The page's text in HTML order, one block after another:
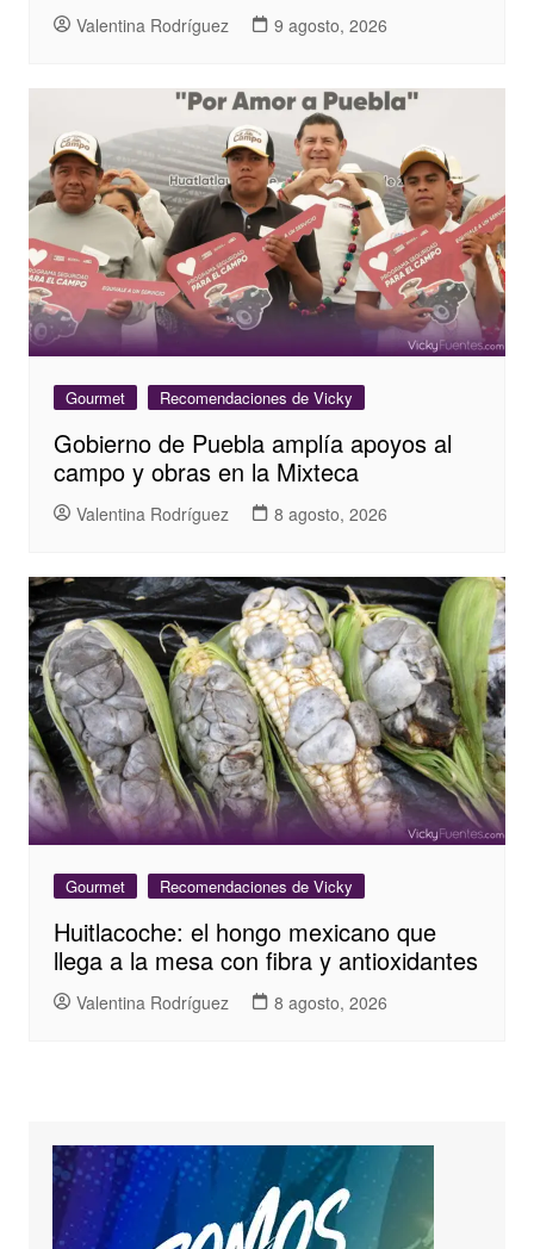
Valentina Rodríguez 9 agosto, 2026
Gourmet Recomendaciones de Vicky
Gobierno de Puebla amplía apoyos al
campo y obras en la Mixteca
Valentina Rodríguez 8 agosto, 2026
Gourmet Recomendaciones de Vicky
Huitlacoche: el hongo mexicano que
llega a la mesa con fibra y antioxidantes
Valentina Rodríguez 8 agosto, 2026